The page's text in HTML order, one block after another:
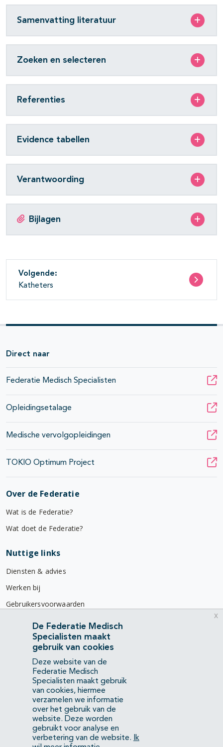
Samenvatting literatuur
Zoeken en selecteren
Referenties
Evidence tabellen
Verantwoording
Bijlagen
Volgende:
Katheters
Direct naar
Federatie Medisch Specialisten
Opleidingsetalage
Medische vervolgopleidingen
TOKIO Optimum Project
Over de Federatie
Wat is de Federatie?
Wat doet de Federatie?
Nuttige links
Diensten & advies
Werken bij
Gebruikersvoorwaarden
Privacyverklaring
Contact
Mercatorlaan 1200
3528 BL Utrecht
(088) 505 34 34
info@richtlijnendatabase.nl
YouTubeLinkedIn
De Federatie Medisch
Specialisten maakt
gebruik van cookies
Deze website van de
Federatie Medisch
Specialisten maakt gebruik
van cookies, hiermee
verzamelen we informatie
over het gebruik van de
website. Deze worden
gebruikt voor analyse en
verbetering van de website.
Ik
x